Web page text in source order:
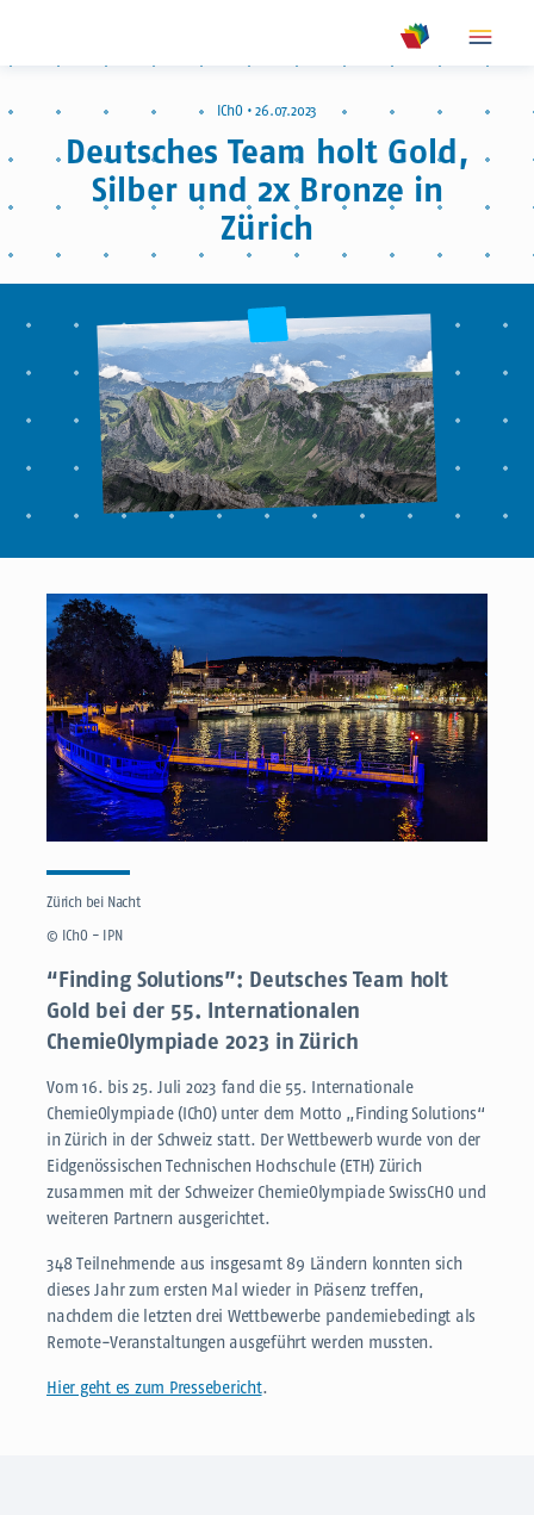
show meta
© IChO - IPN
IChO • 26.07.2023
Deutsches Team holt Gold,
Silber und 2x Bronze in
Zürich
“Finding Solutions”: Deutsches Team holt
Gold bei der 55. Internationalen
ChemieOlympiade 2023 in Zürich
Vom 16. bis 25. Juli 2023 fand die 55. Internationale
ChemieOlympiade (IChO) unter dem Motto „Finding Solutions“
in Zürich in der Schweiz statt. Der Wettbewerb wurde von der
Eidgenössischen Technischen Hochschule (ETH) Zürich
zusammen mit der Schweizer ChemieOlympiade SwissCHO und
weiteren Partnern ausgerichtet.
348 Teilnehmende aus insgesamt 89 Ländern konnten sich
dieses Jahr zum ersten Mal wieder in Präsenz treffen,
nachdem die letzten drei Wettbewerbe pandemiebedingt als
Remote-Veranstaltungen ausgeführt werden mussten.
Hier geht es zum Pressebericht.
Zürich bei Nacht
© IChO - IPN